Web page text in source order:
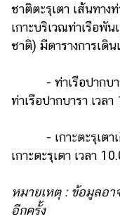
ชาติตะรุเตา เส้นทาง
เกาะบริเวณท่าเรือพั
ชาติ) มีตารางการเดิน
- ท่าเรือปากบ
ท่าเรือปากบารา เวล
- เกาะตะรุเต
เกาะตะรุเตา เวลา
หมายเหตุ : ข้อมูลอ
อีกครั้ง